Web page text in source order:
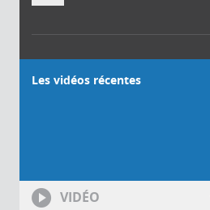
Les vidéos récentes
VIDÉO